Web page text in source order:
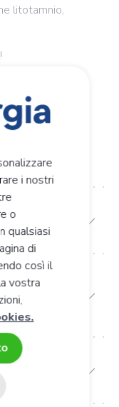
litotamnio,
la
i nostri
o
qualsiasi
di
così il
vostra